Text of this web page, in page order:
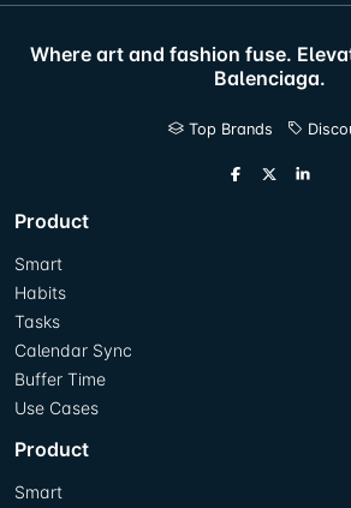
Where art and fashion fuse.
Balenciaga.
Top Brands
Product
Smart
Habits
Tasks
Calendar Sync
Buffer Time
Use Cases
Product
Smart